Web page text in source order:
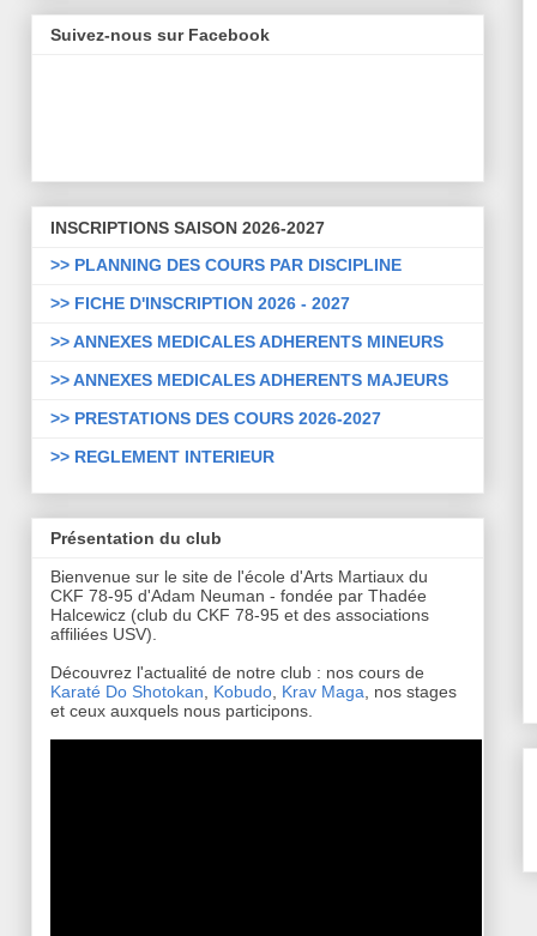
Suivez-nous sur Facebook
INSCRIPTIONS SAISON 2026-2027
>> PLANNING DES COURS PAR DISCIPLINE
>> FICHE D'INSCRIPTION 2026 - 2027
>> ANNEXES MEDICALES ADHERENTS MINEURS
>> ANNEXES MEDICALES ADHERENTS MAJEURS
>> PRESTATIONS DES COURS 2026-2027
>> REGLEMENT INTERIEUR
Présentation du club
Bienvenue sur le site de l'école d'Arts Martiaux du
CKF 78-95 d'Adam Neuman - fondée par Thadée
Halcewicz (club du CKF 78-95 et des associations
affiliées USV).
Découvrez l'actualité de notre club : nos cours de
Karaté Do Shotokan
Kobudo Krav Maga , nos stages
et ceux auxquels nous participons.